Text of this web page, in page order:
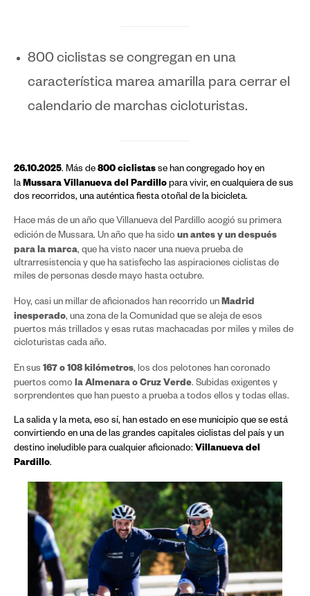
800 ciclistas se congregan en una
característica marea amarilla para cerrar el
calendario de marchas cicloturistas.
26.10.2025. Más de 800 ciclistas se han congregado hoy en
laMussara Villanueva del Pardillo para vivir, en cualquiera de sus
dos recorridos, una auténtica fiesta otoñal de la bicicleta.
Hace más de un año que Villanueva del Pardillo acogió su primera
edición de Mussara. Un año que ha sido un antes y un después
para la marca, que ha visto nacer una nueva prueba de
ultrarresistencia y que ha satisfecho las aspiraciones ciclistas de
miles de personas desde mayo hasta octubre.
Hoy, casi un millar de aficionados han recorrido un Madrid
inesperado, una zona de la Comunidad que se aleja de esos
puertos más trillados y esas rutas machacadas por miles y miles de
cicloturistas cada año.
En sus 167 o 108 kilómetros, los dos pelotones han coronado
puertos como la Almenara o Cruz Verde. Subidas exigentes y
sorprendentes que han puesto a prueba a todos ellos y todas ellas.
La salida y la meta, eso sí, han estado en ese municipio que se está
convirtiendo en una de las grandes capitales ciclistas del país y un
destino ineludible para cualquier aficionado: Villanueva del
Pardillo.